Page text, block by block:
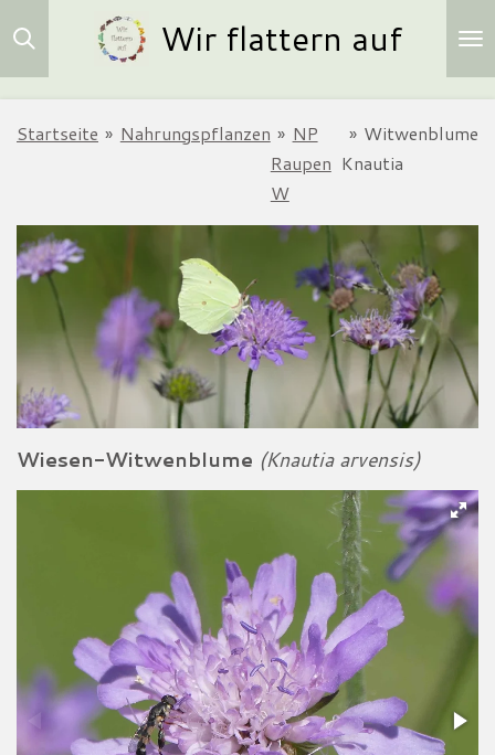
Zum
Hauptinhalt
Wir flattern auf
Startseite » Nahrungspflanzen » NP
Raupen
W
» Witwenblume
Knautia
Wiesen-Witwenblume (Knautia arvensis)